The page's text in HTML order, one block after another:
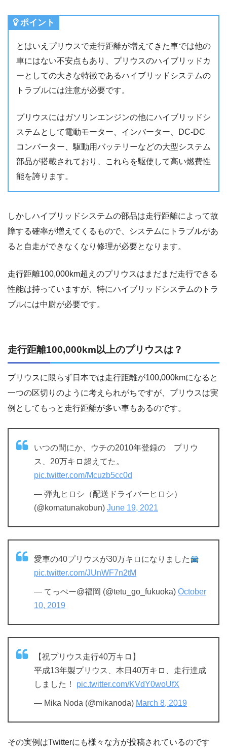
ポイント
とはいえプリウスで走行距離が増えてきた車では他の
車にはない不安点もあり、プリウスのハイブリッドカ
ーとしての大きな特徴であるハイブリッドシステムの
トラブルには注意が必要です。
プリウスにはガソリンエンジンの他にハイブリッドシ
ステムとして電動モーター、インバーター、DC-DC
コンバーター、駆動用バッテリーなどの大型システム
部品が搭載されており、これらを駆使して高い燃費性
能を誇ります。
しかしハイブリッドシステムの部品は走行距離によって故
障する確率が増えてくるもので、システムにトラブルがあ
ると自走ができなくなり修理が必要となります。
走行距離100,000km超えのプリウスはまだまだ走行できる
性能は持っていますが、特にハイブリッドシステムのトラ
ブルには中尉が必要です。
走行距離100,000km以上のプリウスは？
プリウスに限らず日本では走行距離が100,000kmになると
一つの区切りのように考えられがちですが、プリウスは実
例としてもっと走行距離が多い車もあるのです。
いつの間にか、ウチの2010年登録の プリウ
ス、20万キロ超えてた。
pic.twitter.com/Mcuzb5cc0d
— 弾丸ヒロシ（配送ドライバーヒロシ）
(@komatunakobun) June 19, 2021
愛車の40プリウスが30万キロになりました
pic.twitter.com/JUnWF7n2tM
— てっぺー@福岡 (@tetu_go_fukuoka) October
10, 2019
【祝プリウス走行40万キロ】
平成13年製プリウス、本日40万キロ、走行達成
しました！ pic.twitter.com/KVdY0woUfX
— Mika Noda (@mikanoda) March 8, 2019
その実例はTwitterにも様々な方が投稿されているのです